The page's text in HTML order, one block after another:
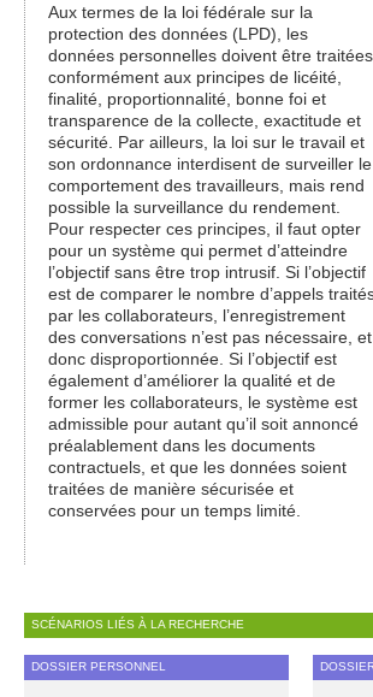
Aux termes de la loi fédérale sur la
protection des données (LPD), les
données personnelles doivent être traitées
conformément aux principes de licéité,
finalité, proportionnalité, bonne foi et
transparence de la collecte, exactitude et
sécurité. Par ailleurs, la loi sur le travail et
son ordonnance interdisent de surveiller le
comportement des travailleurs, mais rend
possible la surveillance du rendement.
Pour respecter ces principes, il faut opter
pour un système qui permet d’atteindre
l’objectif sans être trop intrusif. Si l’objectif
est de comparer le nombre d’appels
par les collaborateurs, l’enregistrement
des conversations n’est pas nécessaire, et
donc disproportionnée. Si l’objectif est
également d’améliorer la qualité et de
former les collaborateurs, le système est
admissible pour autant qu’il soit annoncé
préalablement dans les documents
contractuels, et que les données soient
traitées de manière sécurisée et
conservées pour un temps limité.
SCÉNARIOS LIÉS À LA RECHERCHE
DOSSIER PERSONNEL